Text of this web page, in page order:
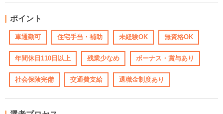
ポイント
車通勤可 住宅手当・補助 未経験OK 無資格OK
年間休日110日以上 残業少なめ ボーナス・賞与あり
社会保険完備 交通費支給 退職金制度あり